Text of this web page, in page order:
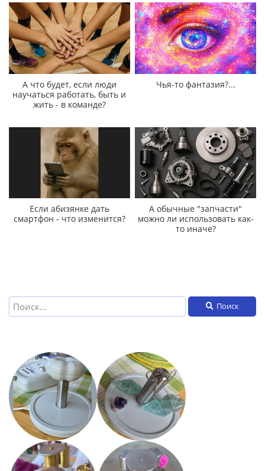
А что будет, если люди
научаться работать, быть и
жить - в команде?
Чья-то фантазия?...
Если абизянке дать
смартфон - что изменится?
А обычные "запчасти"
можно ли использовать как-
то иначе?
Поиск